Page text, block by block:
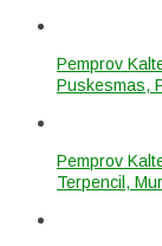
Pemprov
Puskesmas,
Pemprov
Terpencil,